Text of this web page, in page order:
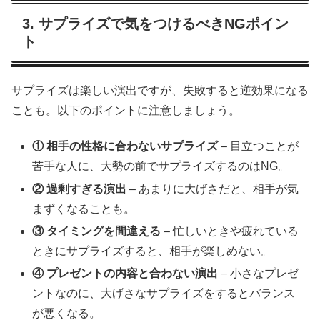
3. サプライズで気をつけるべきNGポイン
ト
サプライズは楽しい演出ですが、失敗すると逆効果になる
ことも。以下のポイントに注意しましょう。
① 相手の性格に合わないサプライズ– 目立つことが
苦手な人に、大勢の前でサプライズするのはNG。
② 過剰すぎる演出 – あまりに大げさだと、相手が気
まずくなることも。
③ タイミングを間違える – 忙しいときや疲れている
ときにサプライズすると、相手が楽しめない。
④ プレゼントの内容と合わない演出 – 小さなプレゼ
ントなのに、大げさなサプライズをするとバランス
が悪くなる。